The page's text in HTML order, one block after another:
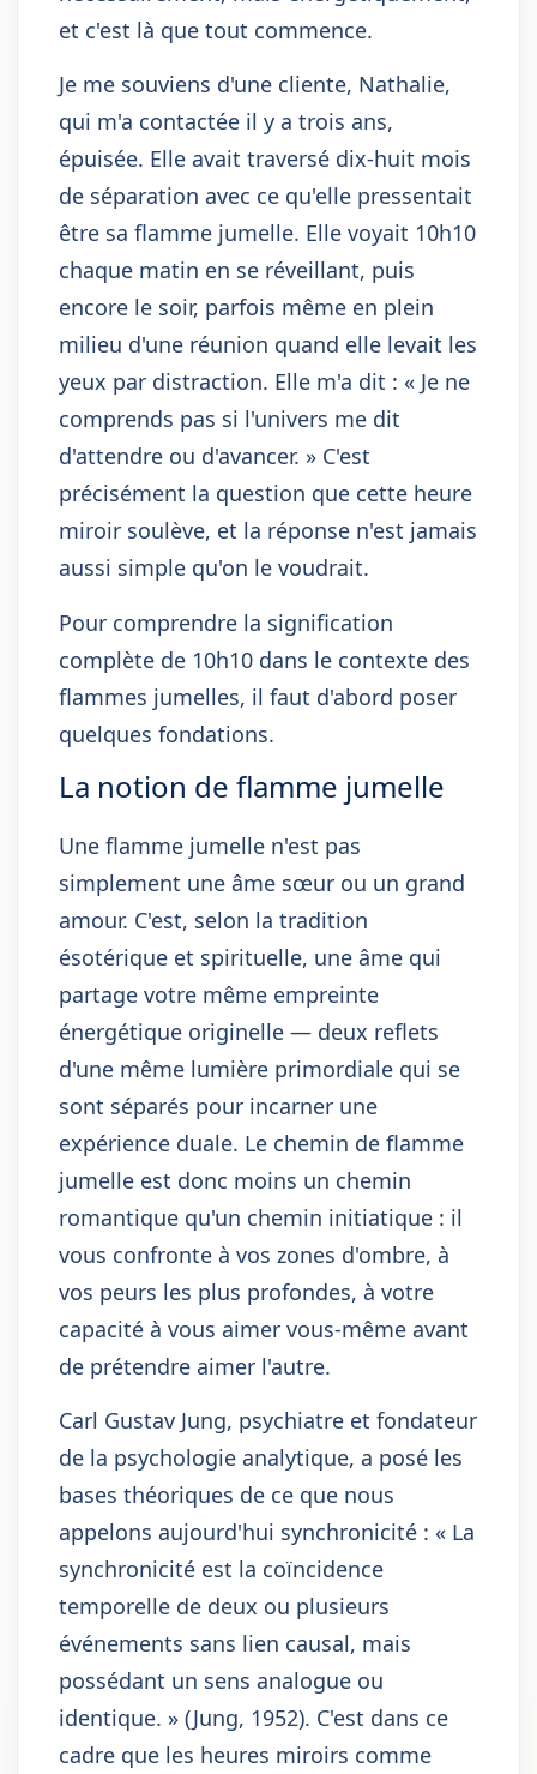
et c'est là que tout commence.
Je me souviens d'une cliente, Nathalie,
qui m'a contactée il y a trois ans,
épuisée. Elle avait traversé dix-huit mois
de séparation avec ce qu'elle pressentait
être sa flamme jumelle. Elle voyait 10h10
chaque matin en se réveillant, puis
encore le soir, parfois même en plein
milieu d'une réunion quand elle levait les
yeux par distraction. Elle m'a dit : « Je ne
comprends pas si l'univers me dit
d'attendre ou d'avancer. » C'est
précisément la question que cette heure
miroir soulève, et la réponse n'est jamais
aussi simple qu'on le voudrait.
Pour comprendre la signification
complète de 10h10 dans le contexte des
flammes jumelles, il faut d'abord poser
quelques fondations.
La notion de flamme jumelle
Une flamme jumelle n'est pas
simplement une âme sœur ou un grand
amour. C'est, selon la tradition
ésotérique et spirituelle, une âme qui
partage votre même empreinte
énergétique originelle — deux reflets
d'une même lumière primordiale qui se
sont séparés pour incarner une
expérience duale. Le chemin de flamme
jumelle est donc moins un chemin
romantique qu'un chemin initiatique : il
vous confronte à vos zones d'ombre, à
vos peurs les plus profondes, à votre
capacité à vous aimer vous-même avant
de prétendre aimer l'autre.
Carl Gustav Jung, psychiatre et fondateur
de la psychologie analytique, a posé les
bases théoriques de ce que nous
appelons aujourd'hui synchronicité : « La
synchronicité est la coïncidence
temporelle de deux ou plusieurs
événements sans lien causal, mais
possédant un sens analogue ou
identique. » (Jung, 1952). C'est dans ce
cadre que les heures miroirs comme